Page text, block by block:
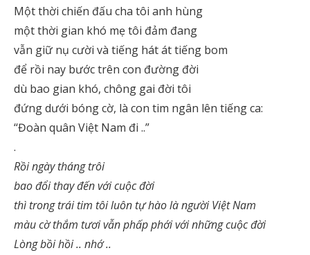
Một thời chiến đấu cha tôi anh hùng
một thời gian khó mẹ tôi đảm đang
vẫn giữ nụ cười và tiếng hát át tiếng bom
để rồi nay bước trên con đường đời
dù bao gian khó, chông gai đời tôi
đứng dưới bóng cờ, là con tim ngân lên tiếng ca:
‘‘Đoàn quân Việt Nam đi ..”
.
Rồi ngày tháng trôi
bao đổi thay đến với cuộc đời
thì trong trái tim tôi luôn tự hào là người Việt Nam
màu cờ thắm tươi vẫn phấp phới với những cuộc đời
Lòng bồi hồi .. nhớ ..